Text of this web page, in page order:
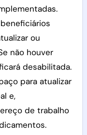
ou
não houver
desabilitada.
para atualizar
e,
de trabalho